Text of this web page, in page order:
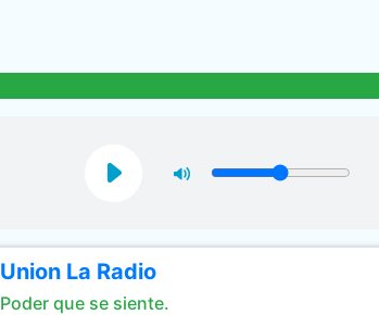
Union La Radio
Poder que se siente.